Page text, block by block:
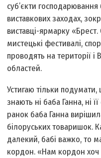
суб’єкти
виставкових заходах,
виставцi-ярмарку
мистецькi фестивалi,
проводять на територiї і
областей.
Устигаю тільки
знають ні баба Ганна, ні
ранок баба Ганна
білоруських товаришок.
далекий, бабi важко, то
кордон. «Нам кордон